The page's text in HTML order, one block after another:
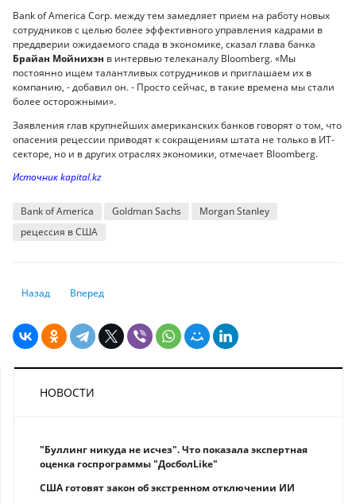
Bank of America Corp. между тем замедляет прием на работу новых
сотрудников с целью более эффективного управления кадрами в
преддверии ожидаемого спада в экономике, сказал глава банка
Брайан Мойнихэн в интервью телеканалу Bloomberg. «Мы
постоянно ищем талантливых сотрудников и приглашаем их в
компанию, - добавил он. - Просто сейчас, в такие времена мы стали
более осторожными».
Заявления глав крупнейших американских банков говорят о том, что
опасения рецессии приводят к сокращениям штата не только в ИТ-
секторе, но и в других отраслях экономики, отмечает Bloomberg.
Источник kapital.kz
Bank of America Goldman Sachs
Morgan Stanley
рецессия в США
Предыдущий: Ведущие банки Уолл-стрит планируют сокращение
Назад Следующий: Женщины массово нанимаются водителями
Вперед
НОВОСТИ
"Буллинг никуда не исчез". Что показала экспертная
оценка госпрограммы "ДосболLike"
США готовят закон об экстренном отключении ИИ